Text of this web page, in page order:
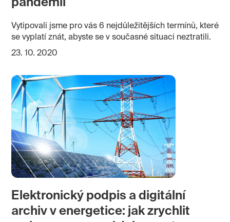
pandemii
Vytipovali jsme pro vás 6 nejdůležitějších termínů, které
se vyplatí znát, abyste se v současné situaci neztratili.
23. 10. 2020
Elektronický podpis a digitální
archiv v energetice: jak zrychlit